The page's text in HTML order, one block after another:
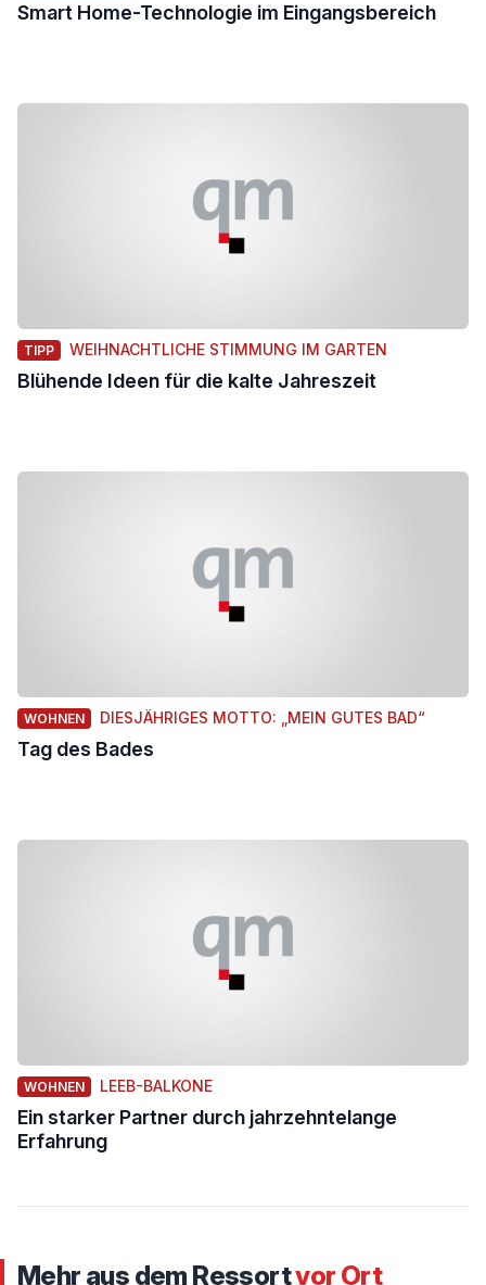
Smart Home-Technologie im Eingangsbereich
TIPP WEIHNACHTLICHE STIMMUNG IM GARTEN
Blühende Ideen für die kalte Jahreszeit
WOHNEN DIESJÄHRIGES MOTTO: „MEIN GUTES BAD“
Tag des Bades
WOHNEN LEEB-BALKONE
Ein starker Partner durch jahrzehntelange
Erfahrung
Mehr aus dem Ressortvor Ort